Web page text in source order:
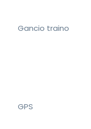
Gancio traino
GPS